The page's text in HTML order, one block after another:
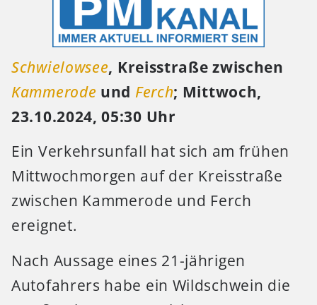
Schwielowsee, Kreisstraße zwischen
Kammerode und Ferch; Mittwoch,
23.10.2024, 05:30 Uhr
Ein Verkehrsunfall hat sich am frühen
Mittwochmorgen auf der Kreisstraße
zwischen Kammerode und Ferch
ereignet.
Nach Aussage eines 21-jährigen
Autofahrers habe ein Wildschwein die